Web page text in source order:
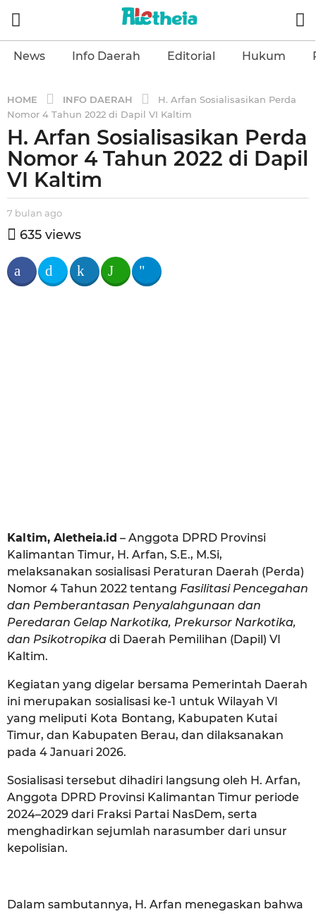
News Info Daerah Editorial Hukum
HOME INFO DAERAH
H. Arfan Sosialisasikan Perda
Nomor 4 Tahun 2022 di Dapil VI Kaltim
7
b
u
n
a
o
7
H. Arfan Sosialisasikan Perda
Nomor 4 Tahun 2022 di Dapil
VI Kaltim
b
y
a
e
t
7 bulan ago
u
a
n
635 views
Kaltim, Aletheia.id – Anggota DPRD Provinsi
Kalimantan Timur, H. Arfan, S.E., M.Si,
melaksanakan sosialisasi Peraturan Daerah (Perda)
Nomor 4 Tahun 2022 tentang Fasilitasi Pencegahan
dan Pemberantasan Penyalahgunaan dan
Peredaran Gelap Narkotika, Prekursor Narkotika,
dan Psikotropika di Daerah Pemilihan (Dapil) VI
Kaltim.
Kegiatan yang digelar bersama Pemerintah Daerah
ini merupakan sosialisasi ke-1 untuk Wilayah VI
yang meliputi Kota Bontang, Kabupaten Kutai
Timur, dan Kabupaten Berau, dan dilaksanakan
pada 4 Januari 2026.
Sosialisasi tersebut dihadiri langsung oleh H. Arfan,
Anggota DPRD Provinsi Kalimantan Timur periode
2024–2029 dari Fraksi Partai NasDem, serta
menghadirkan sejumlah narasumber dari unsur
kepolisian.
Dalam sambutannya, H. Arfan menegaskan bahwa